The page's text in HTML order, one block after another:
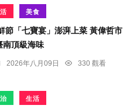
美食
節「七寶宴」澎湃上菜 黃偉哲市
南頂級海味
2026年八月09日
330 觀看
生活